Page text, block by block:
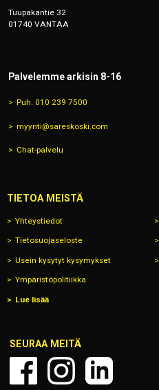
Tuupakantie 32
01740 VANTAA
Palvelemme arkisin 8-16
Puh. 010 239 7500
myynti@sareskoski.com
Chat-palvelu
TIETOA MEISTÄ
Yhteystiedot
Tietosuojaseloste
Usein kysytyt kysymykset
Ympäristöpolitiikka
Lue lisää
SEURAA MEITÄ